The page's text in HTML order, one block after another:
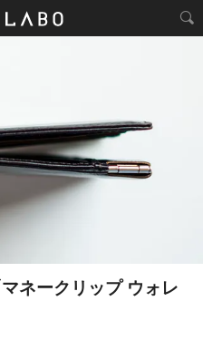
ネークリップ ウォレ